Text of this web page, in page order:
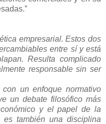
empresarial. Estos dos
entre sí y está
Resulta complicado
responsable sin ser
un enfoque normativo
un debate filosófico más
y el papel de la
es también una disciplina